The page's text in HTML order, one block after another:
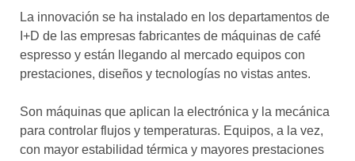
el café siempre tiene
algo nuevo que
enseñarnos
BOLSA DE TRABAJO
por el café?
CONTACTO
La innovación se ha instalado en los departamentos de
I+D de las empresas fabricantes de máquinas de café
espresso y están llegando al mercado equipos con
prestaciones, diseños y tecnologías no vistas antes.
Son máquinas que aplican la electrónica y la mecánica
para controlar flujos y temperaturas. Equipos, a la vez,
con mayor estabilidad térmica y mayores prestaciones